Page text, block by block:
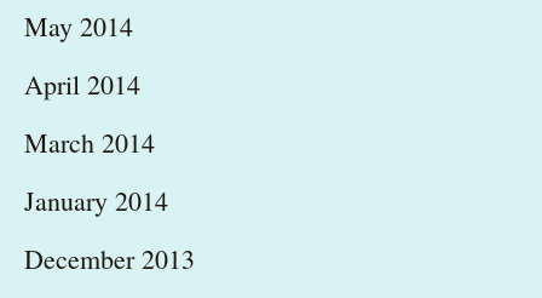
May 2014
April 2014
March 2014
January 2014
December 2013